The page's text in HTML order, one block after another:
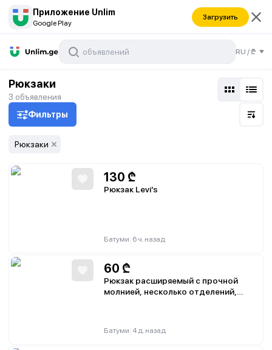
Приложение Unlim
Google Play
Загрузить
RU /₾
Рюкзаки
3 объявления
Фильтры
Рюкзаки
130 ₾
Рюкзак Levi's
Батуми 6 ч. назад
60 ₾
Рюкзак расширяемый с прочной
молнией, несколько отделений,
Батуми 4 д. назад